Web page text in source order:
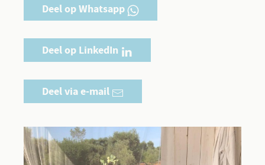
Deel op Whatsapp
Deel op LinkedIn
Deel via e-mail